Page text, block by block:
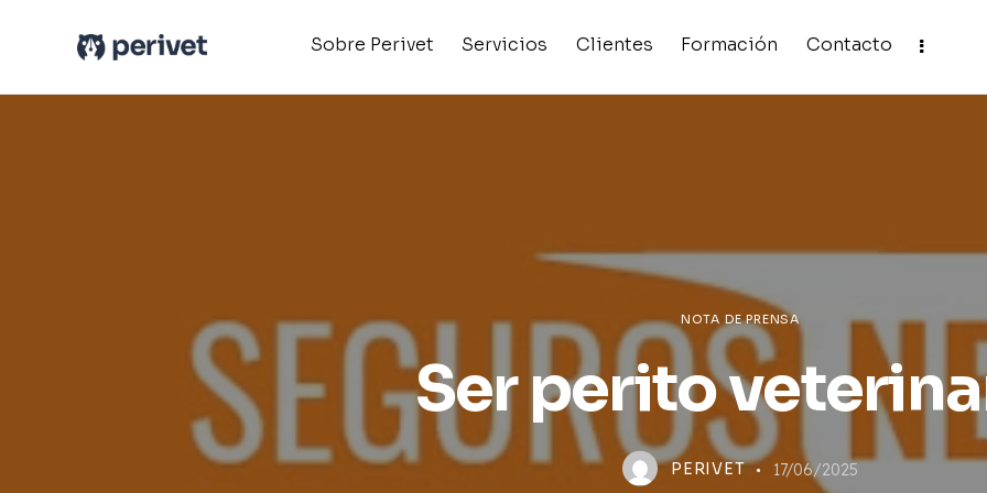
Sobre Perivet Servicios Clientes Formación Contacto
NOTA DE PRENSA
Ser perito
PERIVET 17/06/2025